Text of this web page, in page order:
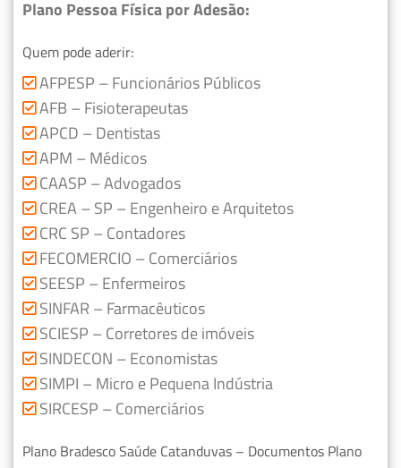
Plano Pessoa Física por Adesão:
Quem pode aderir:
AFPESP – Funcionários Públicos
AFB – Fisioterapeutas
APCD – Dentistas
APM – Médicos
CAASP – Advogados
CREA – SP – Engenheiro e Arquitetos
CRC SP – Contadores
FECOMERCIO – Comerciários
SEESP – Enfermeiros
SINFAR – Farmacêuticos
SCIESP – Corretores de imóveis
SINDECON – Economistas
SIMPI – Micro e Pequena Indústria
SIRCESP – Comerciários
Plano Bradesco Saúde Catanduvas – Documentos Plano